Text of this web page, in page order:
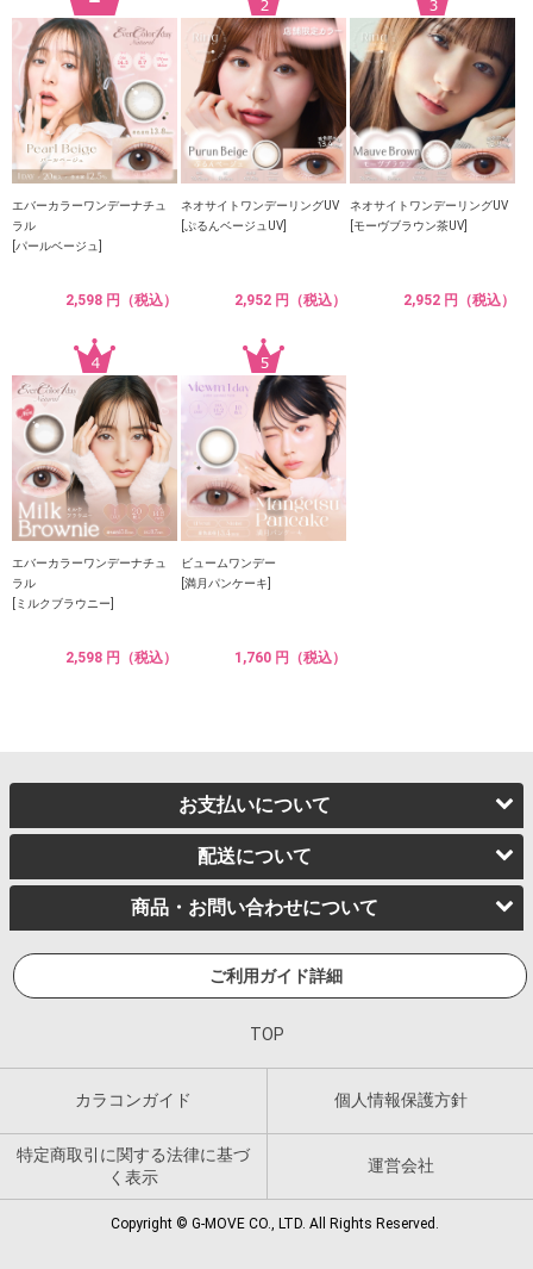
エバーカラーワンデーナチュ
ラル
[パールベージュ]
2,598 円（税込）
ネオサイトワンデーリングUV
[ぷるんベージュUV]
2,952 円（税込）
ネオサイトワンデーリングUV
[モーヴブラウン茶UV]
2,952 円（税込）
エバーカラーワンデーナチュ
ラル
[ミルクブラウニー]
2,598 円（税込）
ビュームワンデー
[満月パンケーキ]
1,760 円（税込）
お支払いについて
配送について
商品・お問い合わせについて
ご利用ガイド詳細
TOP
カラコンガイド 個人情報保護方針
特定商取引に関する法律に基づ
く表示
運営会社
Copyright © G-MOVE CO., LTD. All Rights Reserved.